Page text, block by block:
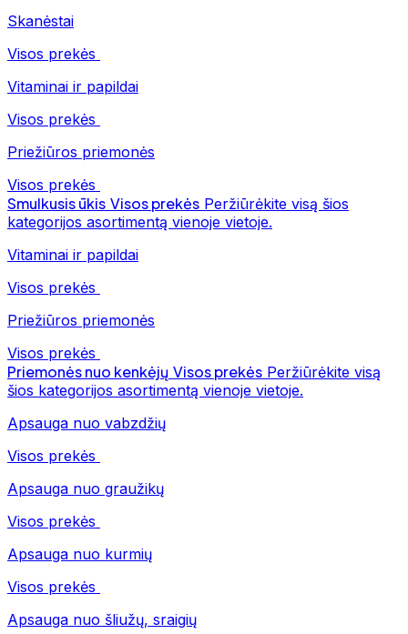
Skanėstai
Visos prekės
Vitaminai ir papildai
Visos prekės
Priežiūros priemonės
Visos prekės
Smulkusis ūkis Visos prekės Peržiūrėkite visą šios
kategorijos asortimentą vienoje vietoje.
Vitaminai ir papildai
Visos prekės
Priežiūros priemonės
Visos prekės
Priemonės nuo kenkėjų Visos prekės Peržiūrėkite visą
šios kategorijos asortimentą vienoje vietoje.
Apsauga nuo vabzdžių
Visos prekės
Apsauga nuo graužikų
Visos prekės
Apsauga nuo kurmių
Visos prekės
Apsauga nuo šliužų, sraigių